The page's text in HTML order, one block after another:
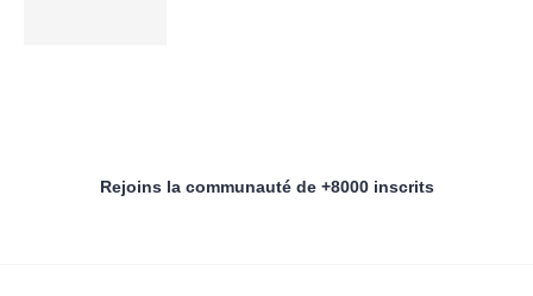
Rejoins la communauté de +8000 inscrits